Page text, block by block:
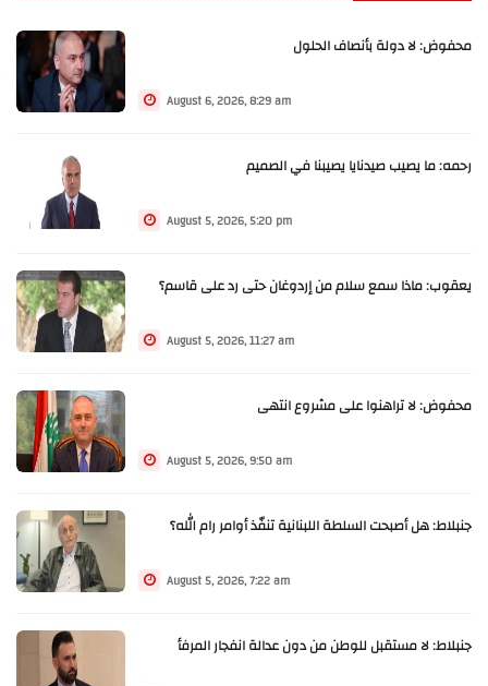
محفوض: لا دولة بأنصاف الحلول
August 6, 2026, 8:29 am
رحمه: ما يصيب صيدنايا يصيبنا في الصميم
August 5, 2026, 5:20 pm
يعقوب: ماذا سمع سلام من إردوغان حتى رد على قاسم؟
August 5, 2026, 11:27 am
محفوض: لا تراهنوا على مشروع انتهى
August 5, 2026, 9:50 am
جنبلاط: هل أصبحت السلطة اللبنانية تنفّذ أوامر رام الله؟
August 5, 2026, 7:22 am
جنبلاط: لا مستقبل للوطن من دون عدالة انفجار المرفأ